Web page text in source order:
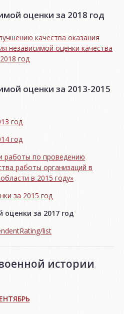
оценки за 2018 год
качества оказания
независимой оценки качества
год
оценки за 2013-2015
год
год
работы по проведению
работы организаций в
в 2015 году»
за 2015 год
оценки за 2017 год
list
истории